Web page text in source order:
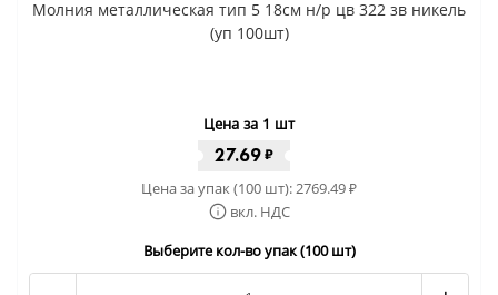
Молния металлическая тип 5 18см н/р цв 322 зв никель
(уп 100шт)
Цена за 1 шт
27.69 ₽
Цена за упак (100 шт):2769.49₽
вкл. НДС
Выберите кол-во упак (100 шт)